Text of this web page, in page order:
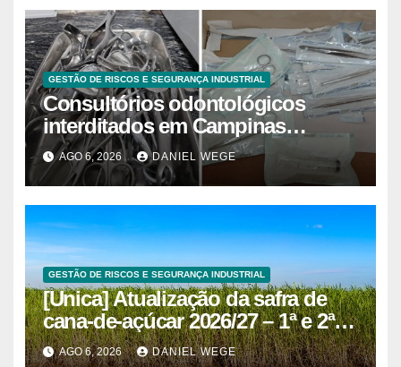
GESTÃO DE RISCOS E SEGURANÇA INDUSTRIAL
Consultórios odontológicos
interditados em Campinas
superam 2025
AGO 6, 2026 DANIEL WEGE
GESTÃO DE RISCOS E SEGURANÇA INDUSTRIAL
[Unica] Atualização da safra de
cana-de-açúcar 2026/27 – 1ª e 2ª
quinzenas de junho
AGO 6, 2026 DANIEL WEGE